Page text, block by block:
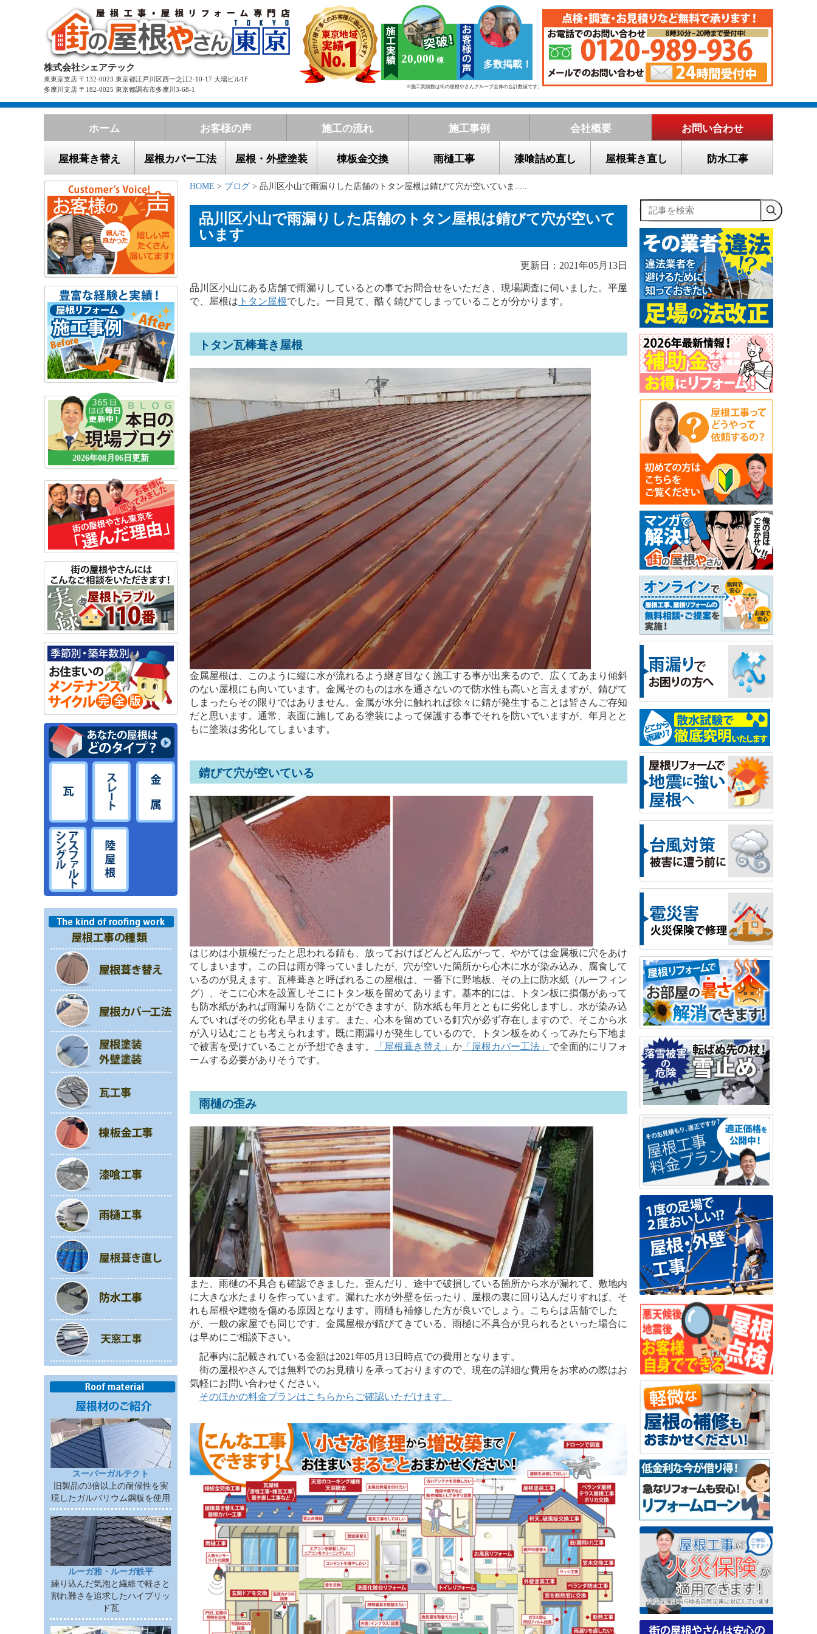
株式会社シェアテック
東東京支店 〒132-0023 東京都江戸川区西一之江2-10-17 大場ビル1F
多摩川支店 〒182-0025 東京都調布市多摩川3-68-1
20,000 多数掲載！
※施工実績数は街の屋根やさんグループ全体の合計数値です。
ホーム お客様の声 施工の流れ 施工事例 会社概要 お問い合わせ
屋根葺き替え 屋根カバー工法 屋根・外壁塗装 棟板金交換 雨樋工事 漆喰詰め直し 屋根葺き直し 防水工事
2026年08月06日更新
スーパーガルテクト
旧製品の3倍以上の耐候性を実
現したガルバリウム鋼板を使用
ルーガ雅・ルーガ鉄平
練り込んだ気泡と繊維で軽さと
割れ難さを追求したハイブリッ
ド瓦
HOME > ブログ > 品川区小山で雨漏りした店舗のトタン屋根は錆びて穴が空いていま.....
品川区小山で雨漏りした店舗のトタン屋根は錆びて穴が空いて
います
更新日：2021年05月13日
品川区小山にある店舗で雨漏りしているとの事でお問合せをいただき、現場調査に伺いました。平屋
で、屋根は トタン屋根でした。一目見て、酷く錆びてしまっていることが分かります。
トタン瓦棒葺き屋根
金属屋根は、このように縦に水が流れるよう継ぎ目なく施工する事が出来るので、広くてあまり傾斜
のない屋根にも向いています。金属そのものは水を通さないので防水性も高いと言えますが、錆びて
しまったらその限りではありません。金属が水分に触れれば徐々に錆が発生することは皆さんご存知
だと思います。通常、表面に施してある塗装によって保護する事でそれを防いでいますが、年月とと
もに塗装は劣化してしまいます。
錆びて穴が空いている
はじめは小規模だったと思われる錆も、放っておけばどんどん広がって、やがては金属板に穴をあけ
てしまいます。この日は雨が降っていましたが、穴が空いた箇所から心木に水が染み込み、腐食して
いるのが見えます。瓦棒葺きと呼ばれるこの屋根は、一番下に野地板、その上に防水紙（ルーフィン
グ）、そこに心木を設置しそこにトタン板を留めてあります。基本的には、トタン板に損傷があって
も防水紙があれば雨漏りを防ぐことができますが、防水紙も年月とともに劣化しますし、水が染み込
んでいればその劣化も早まります。また、心木を留めている釘穴が必ず存在しますので、そこから水
が入り込むことも考えられます。既に雨漏りが発生しているので、トタン板をめくってみたら下地ま
で被害を受けていることが予想できます。
「屋根葺き替え」 か 「屋根カバー工法」 で全面的にリフォ
ームする必要がありそうです。
雨樋の歪み
また、雨樋の不具合も確認できました。歪んだり、途中で破損している箇所から水が漏れて、敷地内
に大きな水たまりを作っています。漏れた水が外壁を伝ったり、屋根の裏に回り込んだりすれば、そ
れも屋根や建物を傷める原因となります。雨樋も補修した方が良いでしょう。こちらは店舗でした
が、一般の家屋でも同じです。金属屋根が錆びてきている、雨樋に不具合が見られるといった場合に
は早めにご相談下さい。
記事内に記載されている金額は2021年05月13日時点での費用となります。
街の屋根やさんでは無料でのお見積りを承っておりますので、現在の詳細な費用をお求めの際はお
気軽にお問い合わせください。
そのほかの料金プランはこちらからご確認いただけます。
記事を検索